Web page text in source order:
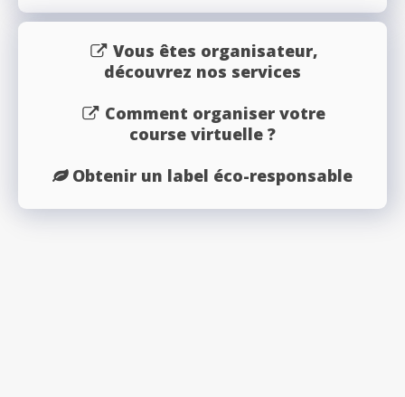
Vous êtes organisateur,
découvrez nos services
Comment organiser votre
course virtuelle ?
Obtenir un label éco-responsable